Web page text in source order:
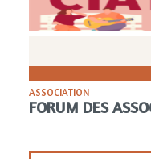
ASSOCIATION
FORUM DES